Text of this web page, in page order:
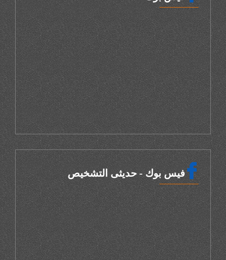
فيس بوك - حديثى التشخيص